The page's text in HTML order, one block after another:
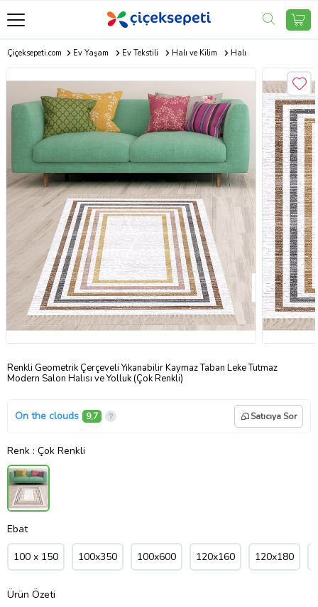
Çiçeksepeti.com Ev Yaşam Ev Tekstili Halı ve Kilim Halı
Renkli Geometrik Çerçeveli Yıkanabilir Kaymaz Taban Leke Tutmaz
Modern Salon Halısı ve Yolluk (Çok Renkli)
On the clouds 9,7 Satıcıya Sor
Renk : Çok Renkli
Ebat
100 x 150 100x350 100x600 120x160 120x180
Ürün Özeti